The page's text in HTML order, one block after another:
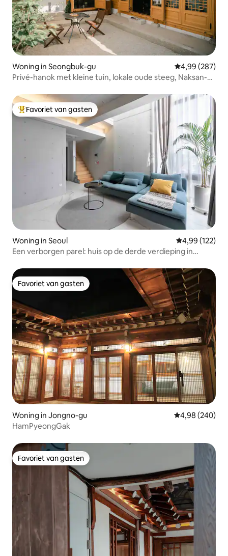
Woning in Seongbuk-gu Gemiddelde
4,99 (287)
Privé-hanok met kleine tuin, lokale oude steeg, Naksan-
Topfavoriet van gasten
Favoriet van gasten
Woning in Seoul Gemiddelde
4,99 (122)
Een verborgen parel: huis op de derde verdieping in
en design
Favoriet van gasten
Favoriet van gasten
Woning in Jongno-gu Gemiddelde
4,98 (240)
HamPyeongGak
Favoriet van gasten
Favoriet van gasten